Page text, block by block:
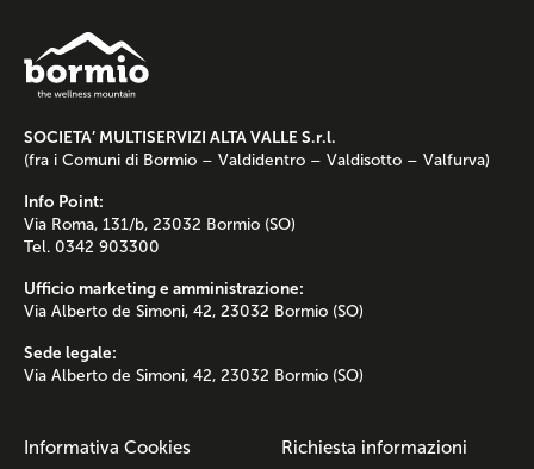
SOCIETA’ MULTISERVIZI ALTA VALLE S.r.l.
(fra i Comuni di Bormio – Valdidentro – Valdisotto – Valfurva)
Info Point:
Via Roma, 131/b, 23032 Bormio (SO)
Tel. 0342 903300
Ufficio marketing e amministrazione:
Via Alberto de Simoni, 42, 23032 Bormio (SO)
Sede legale:
Via Alberto de Simoni, 42, 23032 Bormio (SO)
Informativa Cookies Richiesta informazioni